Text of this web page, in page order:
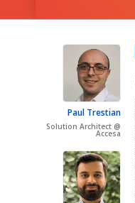
Paul Trestian
Solution Architect @
Accesa